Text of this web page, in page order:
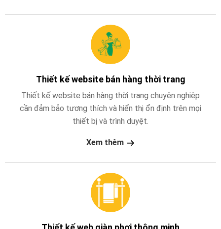
Thiết kế website bán hàng thời trang
Thiết kế website bán hàng thời trang chuyên nghiệp
cần đảm bảo tương thích và hiển thị ổn định trên mọi
thiết bị và trình duyệt.
Xem thêm